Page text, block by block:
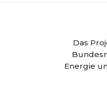
Das
Energie